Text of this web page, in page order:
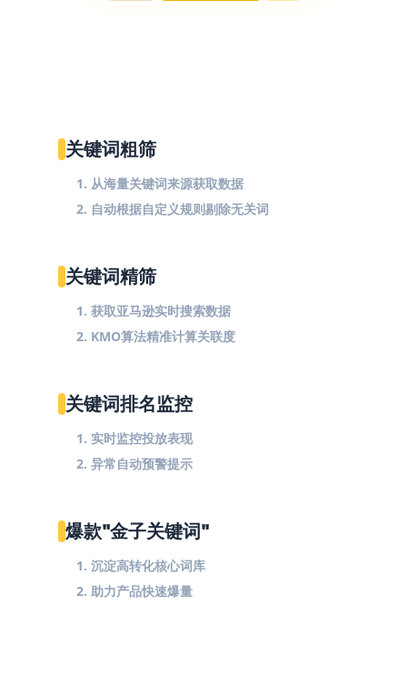
关键词粗筛
1. 从海量关键词来源获取数据
2. 自动根据自定义规则剔除无关词
关键词精筛
1. 获取亚马逊实时搜索数据
2. KMO算法精准计算关联度
关键词排名监控
1. 实时监控投放表现
2. 异常自动预警提示
爆款"金子关键词"
1. 沉淀高转化核心词库
2. 助力产品快速爆量